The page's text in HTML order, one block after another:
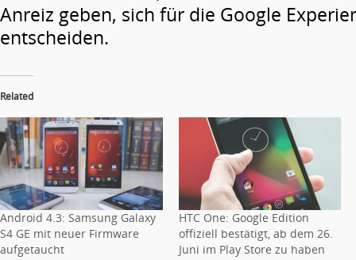
Anreiz geben, sich für die Google
entscheiden.
Related
Android 4.3: Samsung Galaxy
S4 GE mit neuer Firmware
aufgetaucht
HTC One: Google Edition
offiziell bestätigt, ab dem 26.
Juni im Play Store zu haben